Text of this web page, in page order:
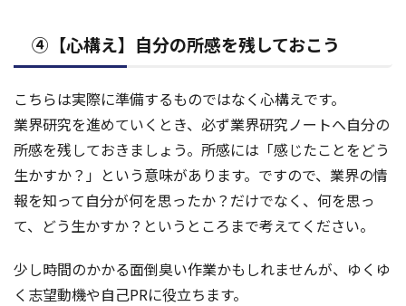
④【心構え】自分の所感を残しておこう
こちらは実際に準備するものではなく心構えです。
業界研究を進めていくとき、必ず業界研究ノートへ自分の
所感を残しておきましょう。所感には「感じたことをどう
生かすか？」という意味があります。ですので、業界の情
報を知って自分が何を思ったか？だけでなく、何を思っ
て、どう生かすか？というところまで考えてください。
少し時間のかかる面倒臭い作業かもしれませんが、ゆくゆ
く志望動機や自己PRに役立ちます。